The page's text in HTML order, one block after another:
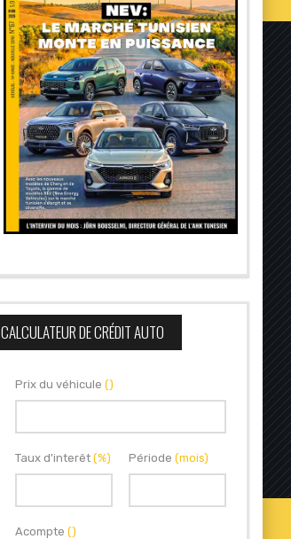
CALCULATEUR DE CRÉDIT AUTO
Prix du véhicule ()
Taux d'interêt (%) Période (mois)
Acompte ()